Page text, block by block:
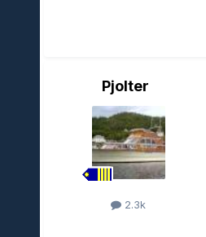
Pjolter
2.3k